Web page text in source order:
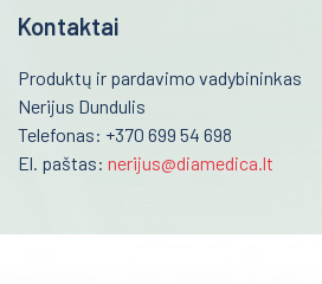
Respiratoriai ir kaukės
LEP medicininė lazerio sistema
Stereo-elektroencefalografija (SEEG)
Farmacija ir maisto pramonė
Kontaktai
Produktų ir pardavimo vadybininkas
Nerijus Dundulis
Telefonas: +370 699 54 698
El. paštas: nerijus@diamedica.lt